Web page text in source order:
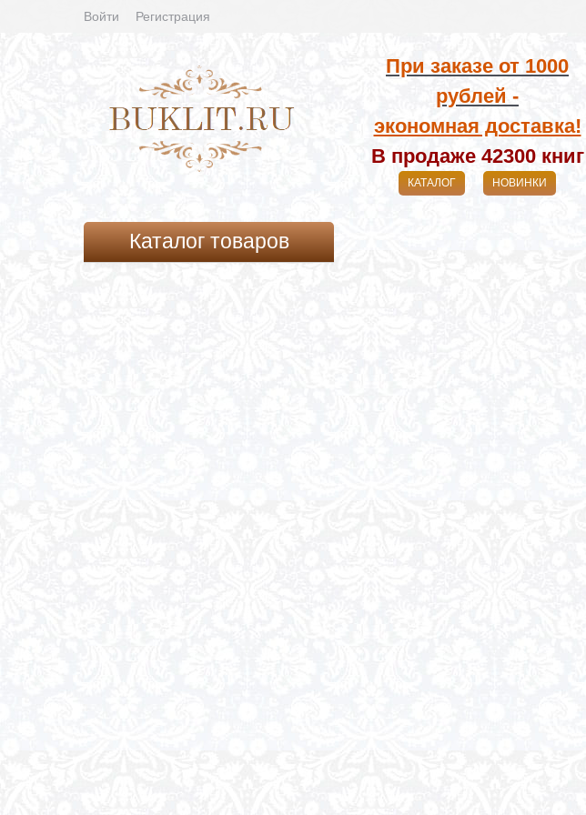
Войти Регистрация
При заказе от 1000
рублей -
экономная доставка!
В продаже 42300 книг
КАТАЛОГ НОВИНКИ
Каталог товаров